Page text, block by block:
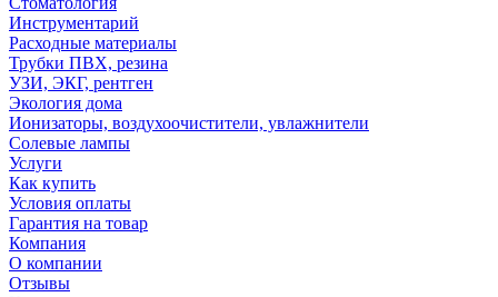
Инструментарий
Расходные материалы
Трубки ПВХ, резина
УЗИ, ЭКГ, рентген
Экология дома
Ионизаторы, воздухоочистители, увлажнители
Солевые лампы
Услуги
Как купить
Условия оплаты
Гарантия на товар
Компания
О компании
Отзывы